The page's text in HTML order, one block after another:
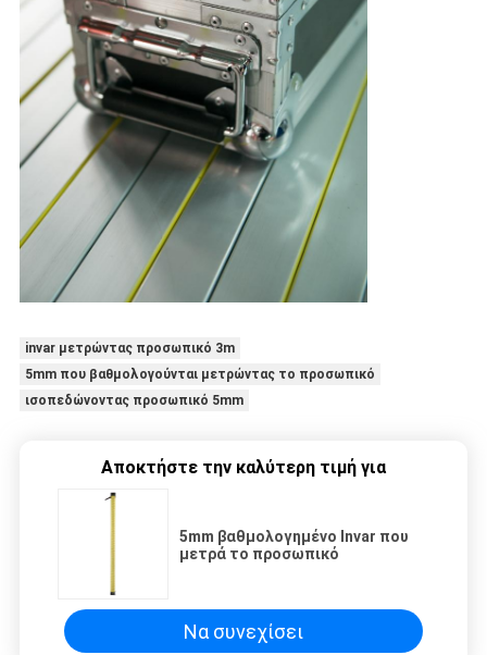
invar μετρώντας προσωπικό 3m
5mm που βαθμολογούνται μετρώντας το προσωπικό
ισοπεδώνοντας προσωπικό 5mm
Αποκτήστε την καλύτερη τιμή για
5mm βαθμολογημένο Invar που
μετρά το προσωπικό
Να συνεχίσει